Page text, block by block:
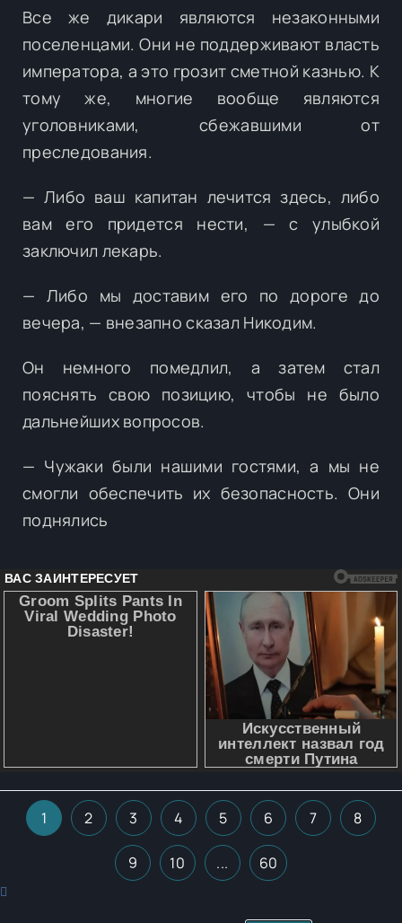
Все же дикари являются незаконными
поселенцами. Они не поддерживают власть
императора, а это грозит сметной казнью. К
тому же, многие вообще являются
уголовниками, сбежавшими от
преследования.
— Либо ваш капитан лечится здесь, либо
вам его придется нести, — с улыбкой
заключил лекарь.
— Либо мы доставим его по дороге до
вечера, — внезапно сказал Никодим.
Он немного помедлил, а затем стал
пояснять свою позицию, чтобы не было
дальнейших вопросов.
— Чужаки были нашими гостями, а мы не
смогли обеспечить их безопасность. Они
поднялись
1 2 3 4 5 6 7 8
9 10 ... 60